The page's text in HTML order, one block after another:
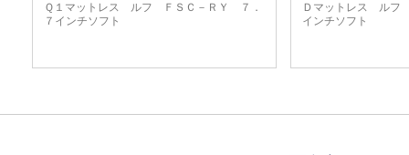
Ｑ１マットレス ルフ ＦＳＣ－ＲＹ ７．
７インチソフト
Ｄマットレス ル
インチソフト